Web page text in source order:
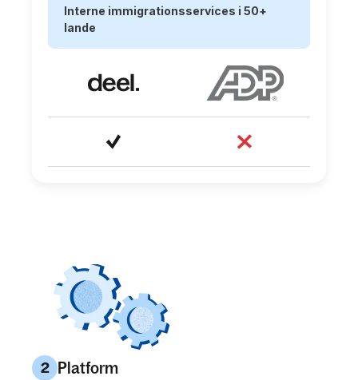
Interne immigrationsservices i 50+
lande
2 Platform